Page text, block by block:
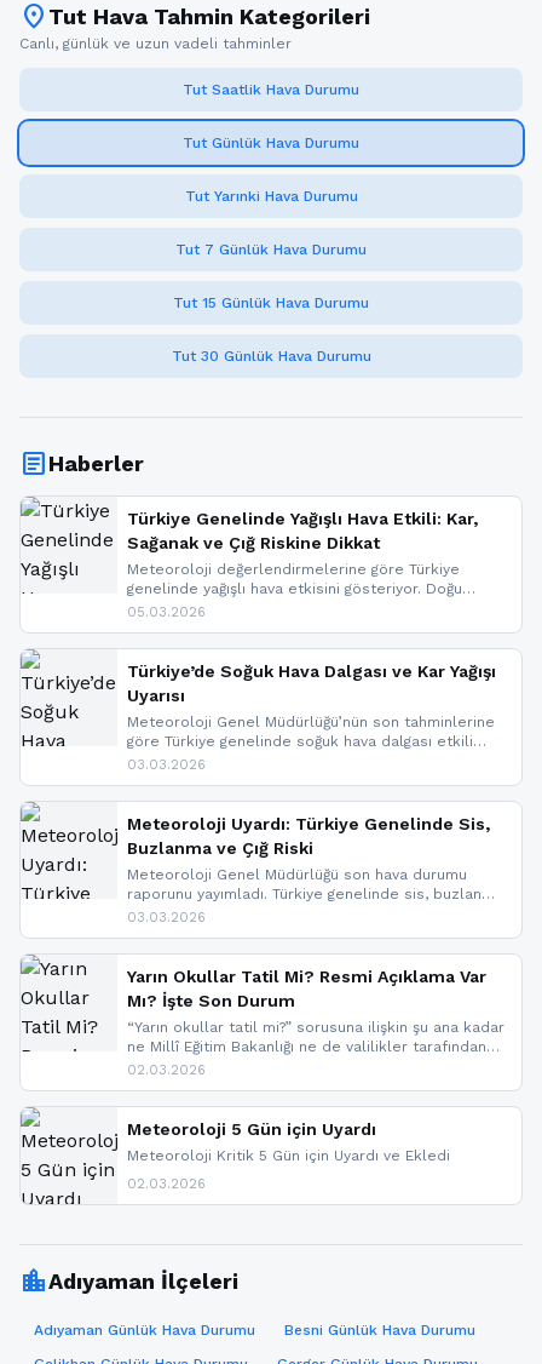
location_on Tut Hava Tahmin Kategorileri
Canlı, günlük ve uzun vadeli tahminler
Tut Saatlik Hava Durumu
Tut Günlük Hava Durumu
Tut Yarınki Hava Durumu
Tut 7 Günlük Hava Durumu
Tut 15 Günlük Hava Durumu
Tut 30 Günlük Hava Durumu
articleHaberler
Türkiye Genelinde Yağışlı Hava Etkili: Kar,
Sağanak ve Çığ Riskine Dikkat
Meteoroloji değerlendirmelerine göre Türkiye
genelinde yağışlı hava etkisini gösteriyor. Doğu
bölgelerinde kar yağışı beklenirken Marmara ve
ise çığ tehlikesi bulunuyor. İç kesimlerde sis ve pus
nedeniyle görüş mesafesinde azalma
yaşanabileceği belirtiliyor.
05.03.2026
Türkiye’de Soğuk Hava Dalgası ve Kar Yağışı
Uyarısı
Meteoroloji Genel Müdürlüğü’nün son tahminlerine
göre Türkiye genelinde soğuk hava dalgası etkili
oluyor. Birçok il için kar yağışı ve buzlanma uyarısı
03.03.2026
Meteoroloji Uyardı: Türkiye Genelinde Sis,
Buzlanma ve Çığ Riski
Meteoroloji Genel Müdürlüğü son hava durumu
raporunu yayımladı. Türkiye genelinde sis, buzlanma
ve don beklenirken Doğu Anadolu ve Doğu
yapıldı. İşte son dakika meteoroloji gelişmeleri.
03.03.2026
Yarın Okullar Tatil Mi? Resmi Açıklama Var
Mı? İşte Son Durum
“Yarın okullar tatil mi?” sorusuna ilişkin şu ana kadar
ne Millî Eğitim Bakanlığı ne de valilikler tarafından
yapılmış resmi bir tatil açıklaması bulunmamaktadır.
paylaşacağız. En hızlı şekilde haberdar olmak için
sitemizi takip edebilir ve bildirimleri açabilirsiniz.
02.03.2026
Meteoroloji 5 Gün için Uyardı
Meteoroloji Kritik 5 Gün için Uyardı ve Ekledi
02.03.2026
location_cityAdıyaman İlçeleri
Adıyaman Günlük Hava Durumu
Besni Günlük Hava Durumu